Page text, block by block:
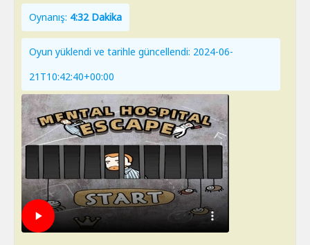
Oynanış: 4:32 Dakika
Oyun yüklendi ve tarihle güncellendi: 2024-06-
21T10:42:40+00:00